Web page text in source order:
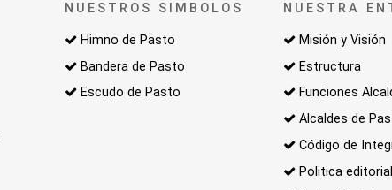
NUESTROS SIMBOLOS
Himno de Pasto
Bandera de Pasto
Escudo de Pasto
NUESTRA
Misión y Visión
Estructura
Funciones
Alcaldes de
Código de
Politica editorial